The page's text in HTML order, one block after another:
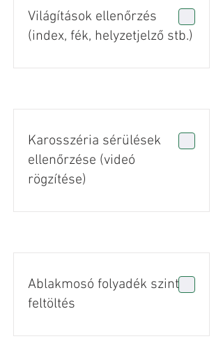
Világítások ellenőrzés
(index, fék, helyzetjelző stb.)
Karosszéria sérülések
ellenőrzése (videó
rögzítése)
Ablakmosó folyadék szint
feltöltés